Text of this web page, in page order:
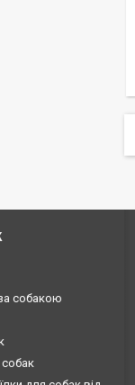
собакою
собак